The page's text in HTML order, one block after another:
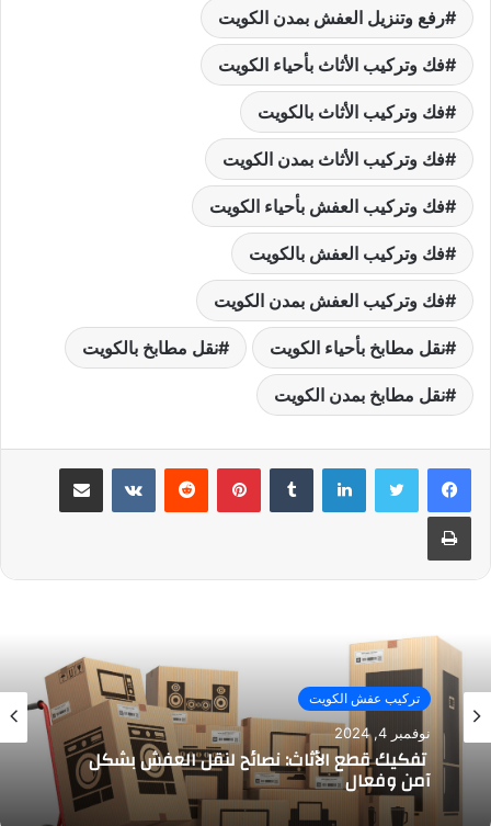
رفع وتنزيل العفش بمدن الكويت
فك وتركيب الأثاث بأحياء الكويت
فك وتركيب الأثاث بالكويت
فك وتركيب الأثاث بمدن الكويت
فك وتركيب العفش بأحياء الكويت
فك وتركيب العفش بالكويت
فك وتركيب العفش بمدن الكويت
نقل مطابخ بأحياء الكويت نقل مطابخ بالكويت
نقل مطابخ بمدن الكويت
لينكدإن بينتيريست مشاركة عبر البريد
طباعة
تركيب عفش الكويت
نوفمبر 4, 2024
تفكيك قطع الأثاث: نصائح لنقل العفش بشكل
آمن وفعال